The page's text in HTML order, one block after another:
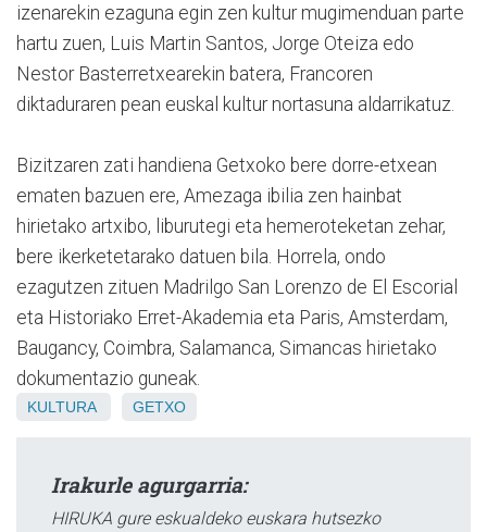
izenarekin ezaguna egin zen kultur mugimenduan parte
hartu zuen, Luis Martin Santos, Jorge Oteiza edo
Nestor Basterretxearekin batera, Francoren
diktaduraren pean euskal kultur nortasuna aldarrikatuz.
Bizitzaren zati handiena Getxoko bere dorre-etxean
ematen bazuen ere, Amezaga ibilia zen hainbat
hirietako artxibo, liburutegi eta hemeroteketan zehar,
bere ikerketetarako datuen bila. Horrela, ondo
ezagutzen zituen Madrilgo San Lorenzo de El Escorial
eta Historiako Erret-Akademia eta Paris, Amsterdam,
Baugancy, Coimbra, Salamanca, Simancas hirietako
dokumentazio guneak.
KULTURA GETXO
Irakurle agurgarria:
HIRUKA gure eskualdeko euskara hutsezko